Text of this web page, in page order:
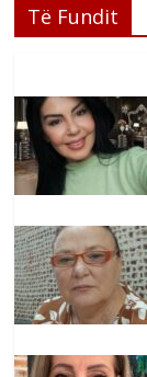
Të Fundit